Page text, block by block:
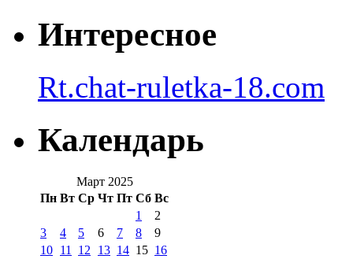
Интересное
Rt.chat-ruletka-18.com
Календарь
Март 2025
Пн Вт Ср Чт Пт Сб Вс
1
2
3
4 5 6 7 8
9
10 11 12 13 14 15 16